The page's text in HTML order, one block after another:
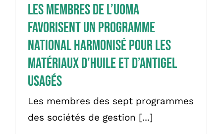
Les membres de l’UOMA
favorisent un programme
national harmonisé pour les
matériaux d’huile et d’antigel
usagés
Les membres des sept programmes
des sociétés de gestion [...]